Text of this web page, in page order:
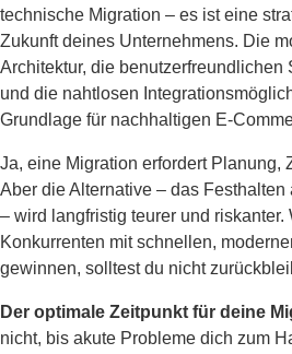
technische Migration – es ist eine
Zukunft deines Unternehmens. Die
Architektur, die
und die nahtlosen
Grundlage für nachhaltigen E-
Ja, eine Migration erfordert Planung,
Aber die Alternative – das
– wird langfristig teurer und riskanter.
Konkurrenten mit schnellen,
gewinnen, solltest du nicht
Der optimale Zeitpunkt für deine
nicht, bis akute Probleme dich zum